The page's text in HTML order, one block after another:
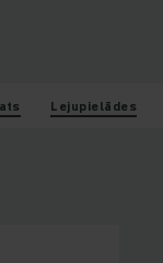
Lejupielādes